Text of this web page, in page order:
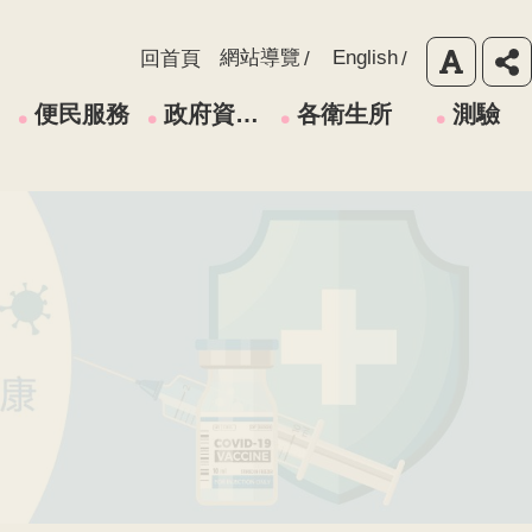
回首頁 網站導覽 English
便民服務 政府資訊公開 各衛生所 測驗